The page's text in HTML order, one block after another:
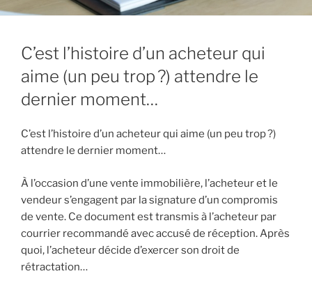
C’est l’histoire d’un acheteur qui
aime (un peu trop ?) attendre le
dernier moment…
C’est l’histoire d’un acheteur qui aime (un peu trop ?)
attendre le dernier moment…
À l’occasion d’une vente immobilière, l’acheteur et le
vendeur s’engagent par la signature d’un compromis
de vente. Ce document est transmis à l’acheteur par
courrier recommandé avec accusé de réception. Après
quoi, l’acheteur décide d’exercer son droit de
rétractation…